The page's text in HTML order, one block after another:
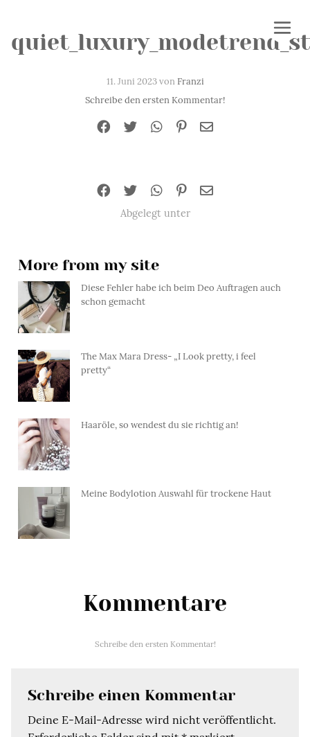
11. Juni 2023 vonFranzi
Schreibe den ersten Kommentar!
Abgelegt unter
More from my site
Diese Fehler habe ich beim Deo Auftragen auch
schon gemacht
The Max Mara Dress- „I Look pretty, i feel
pretty“
Haaröle, so wendest du sie richtig an!
Meine Bodylotion Auswahl für trockene Haut
Kommentare
Schreibe den ersten Kommentar!
Schreibe einen Kommentar
Deine E-Mail-Adresse wird nicht veröffentlicht.